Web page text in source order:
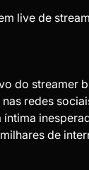
live de
do streamer
redes
de